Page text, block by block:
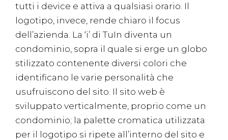
tutti i device e attiva a qualsiasi orario. Il
logotipo, invece, rende chiaro il focus
dell’azienda. La ‘i’ di TuIn diventa un
condominio, sopra il quale si erge un globo
stilizzato contenente diversi colori che
identificano le varie personalità che
usufruiscono del sito. Il sito web è
sviluppato verticalmente, proprio come un
condominio; la palette cromatica utilizzata
per il logotipo si ripete all’interno del sito e